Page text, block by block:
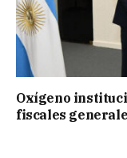
Oxígeno
fiscales